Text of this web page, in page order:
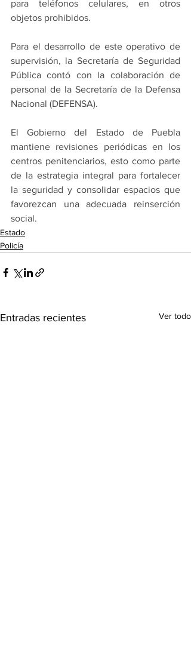
para teléfonos celulares, en otros
objetos prohibidos.
Para el desarrollo de este operativo de
supervisión, la Secretaría de Seguridad
Pública contó con la colaboración de
personal de la Secretaría de la Defensa
Nacional (DEFENSA).
El Gobierno del Estado de Puebla
mantiene revisiones periódicas en los
centros penitenciarios, esto como parte
de la estrategia integral para fortalecer
la seguridad y consolidar espacios que
favorezcan una adecuada reinserción
social.
Estado
Policía
Entradas recientes Ver todo